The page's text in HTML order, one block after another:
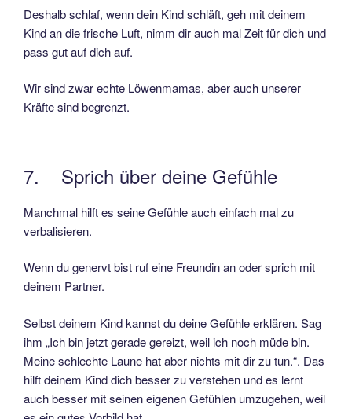
Deshalb schlaf, wenn dein Kind schläft, geh mit deinem
Kind an die frische Luft, nimm dir auch mal Zeit für dich und
pass gut auf dich auf.
Wir sind zwar echte Löwenmamas, aber auch unserer
Kräfte sind begrenzt.
7. Sprich über deine Gefühle
Manchmal hilft es seine Gefühle auch einfach mal zu
verbalisieren.
Wenn du genervt bist ruf eine Freundin an oder sprich mit
deinem Partner.
Selbst deinem Kind kannst du deine Gefühle erklären. Sag
ihm „Ich bin jetzt gerade gereizt, weil ich noch müde bin.
Meine schlechte Laune hat aber nichts mit dir zu tun.“. Das
hilft deinem Kind dich besser zu verstehen und es lernt
auch besser mit seinen eigenen Gefühlen umzugehen, weil